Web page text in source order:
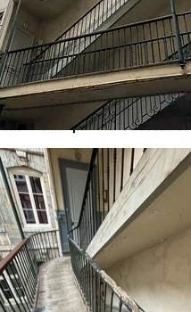
État initial : paliers et escaliers